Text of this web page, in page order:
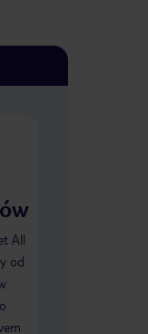
All
od